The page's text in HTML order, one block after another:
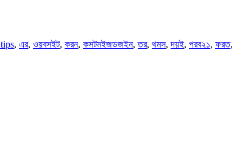
, এর, ওয়বসইট, করন, কসটমইজডজইন,তর, থমস,দয়ই, পরব২১, ফরত,